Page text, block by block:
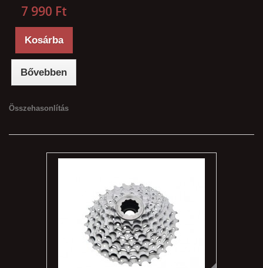
7 990 Ft‎
Kosárba
Bővebben
Összehasonlítás